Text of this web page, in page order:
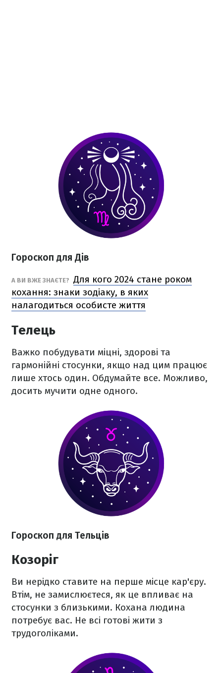
Гороскоп для Дів
А ВИ ВЖЕ ЗНАЄТЕ? Для кого 2024 стане роком
кохання: знаки зодіаку, в яких
налагодиться особисте життя
Телець
Важко побудувати міцні, здорові та
гармонійні стосунки, якщо над цим працює
лише хтось один. Обдумайте все. Можливо,
досить мучити одне одного.
Гороскоп для Тельців
Козоріг
Ви нерідко ставите на перше місце кар'єру.
Втім, не замислюєтеся, як це впливає на
стосунки з близькими. Кохана людина
потребує вас. Не всі готові жити з
трудоголіками.